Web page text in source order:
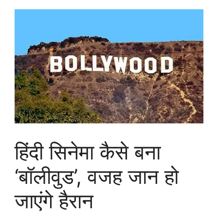
हिंदी सिनेमा कैसे बना
‘बॉलीवुड’, वजह जान हो
जाएंगे हैरान